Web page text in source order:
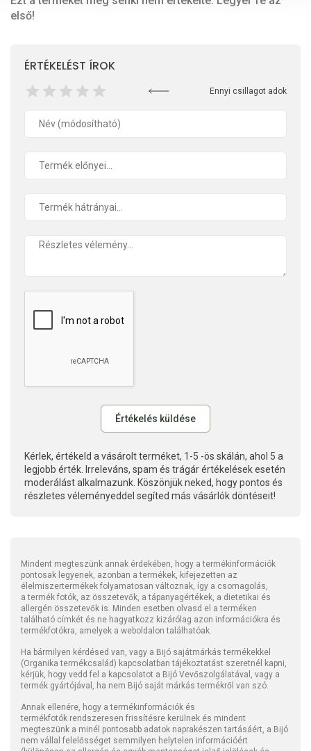
első!
ÉRTÉKELÉST ÍROK
Ennyi csillagot adok
Kérlek, értékeld a vásárolt terméket, 1-5 -ös skálán, ahol 5 a
legjobb érték. Irreleváns, spam és trágár értékelések esetén
moderálást alkalmazunk. Köszönjük neked, hogy pontos és
részletes véleményeddel segíted más vásárlók döntéseit!
Mindent megteszünk annak érdekében, hogy a termékinformációk
pontosak legyenek, azonban a termékek, kifejezetten az
élelmiszertermékek folyamatosan változnak, így a csomagolás,
a termék fotók, az összetevők, a tápanyagértékek, a dietetikai és
allergén összetevők is. Minden esetben olvasd el a terméken
található címkét és ne hagyatkozz kizárólag azon információkra és
termékfotókra, amelyek a weboldalon találhatóak.
Ha bármilyen kérdésed van, vagy a Bijó sajátmárkás termékekkel
(Organika termékcsalád) kapcsolatban tájékoztatást szeretnél kapni,
kérjük, hogy vedd fel a kapcsolatot a Bijó Vevőszolgálatával, vagy a
termék gyártójával, ha nem Bijó saját márkás termékről van szó.
Annak ellenére, hogy a termékinformációk és
termékfotók rendszeresen frissítésre kerülnek és mindent
megteszünk a minél pontosabb adatok naprakészen tartásáért, a Bijó
nem vállal felelősséget semmilyen helytelen információért